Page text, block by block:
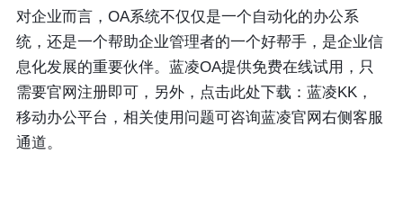
对企业而言，OA系统不仅仅是一个自动化的办公系
统，还是一个帮助企业管理者的一个好帮手，是企业信
息化发展的重要伙伴。蓝凌OA提供免费在线试用，只
需要官网注册即可，另外，点击此处下载：蓝凌KK，
移动办公平台，相关使用问题可咨询蓝凌官网右侧客服
通道。